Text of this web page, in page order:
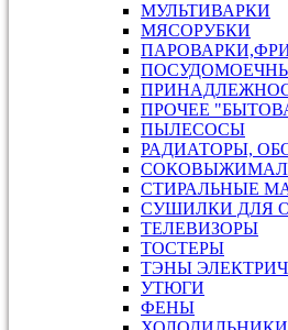
МУЛЬТИВАРКИ
МЯСОРУБКИ
ПРОЧЕЕ
ПЫЛЕСОСЫ
РАДИАТОРЫ,
СТИРАЛЬНЫЕ
СУШИЛКИ ДЛЯ
ТЕЛЕВИЗОРЫ
ТОСТЕРЫ
ТЭНЫ
УТЮГИ
ФЕНЫ